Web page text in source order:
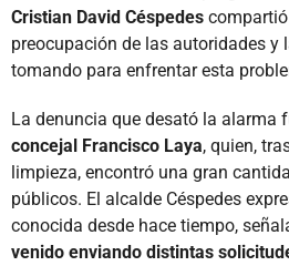
Cristian David Céspedes
preocupación de las autoridades y
tomando para enfrentar esta
La denuncia que desató la alarma
concejal Francisco Laya, quien,
limpieza, encontró una gran
públicos. El alcalde Céspedes
conocida desde hace tiempo,
venido enviando distintas